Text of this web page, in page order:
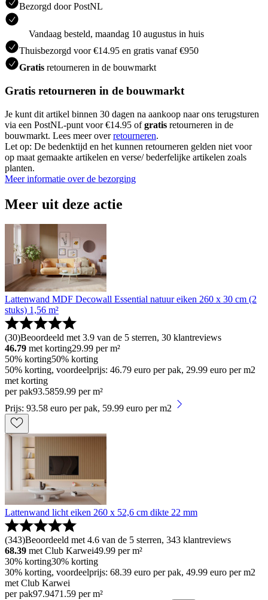
Bezorgd door PostNL
Vandaag besteld, maandag 10 augustus in huis
Thuisbezorgd voor €14.95 en gratis vanaf €950
Gratis retourneren in de bouwmarkt
Gratis retourneren in de bouwmarkt
Je kunt dit artikel binnen 30 dagen na aankoop naar ons terugsturen
via een PostNL-punt voor €14.95 ofgratis retourneren in de
bouwmarkt. Lees meer overretourneren.
Let op: De bedenktijd en het kunnen retourneren gelden niet voor
op maat gemaakte artikelen en verse/ bederfelijke artikelen zoals
planten.
Meer informatie over de bezorging
Meer uit deze actie
Lattenwand MDF Decowall Essential natuur eiken 260 x 30 cm (2
stuks) 1,56 m²
(30)Beoordeeld met 3.9 van de 5 sterren, 30 klantreviews
46.79 met korting29.99 per m²
50% korting50% korting
50% korting, voordeelprijs: 46.79 euro per pak, 29.99 euro per m2
met korting
per pak93.5859.99 per m²
Prijs: 93.58 euro per pak, 59.99 euro per m2
Lattenwand licht eiken 260 x 52,6 cm dikte 22 mm
(343)Beoordeeld met 4.6 van de 5 sterren, 343 klantreviews
68.39 met Club Karwei49.99 per m²
30% korting30% korting
30% korting, voordeelprijs: 68.39 euro per pak, 49.99 euro per m2
met Club Karwei
per pak97.9471.59 per m²